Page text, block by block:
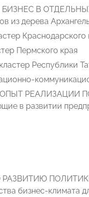
В
из дерева
Краснодарского
Пермского края
Республики
РЕАЛИЗАЦИИ
в развитии
бизнес-климата